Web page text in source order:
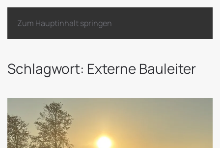
Zum Hauptinhalt springen
Schlagwort: Externe Bauleiter